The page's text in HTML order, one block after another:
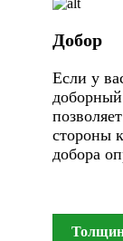
Добор
Если у
стороны
добора